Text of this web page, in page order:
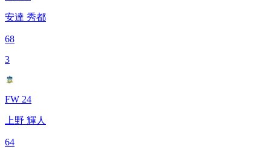
安達 秀都
68
3
FW 24
上野 輝人
64